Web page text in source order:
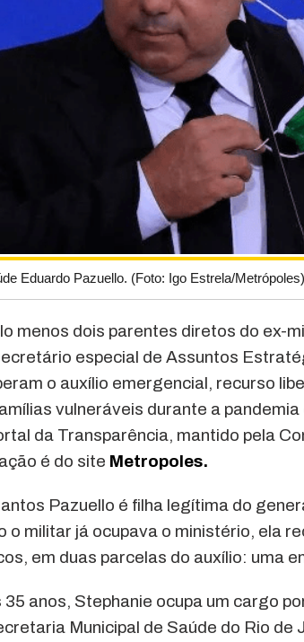
Eduardo Pazuello. (Foto: Igo Estrela/Metrópoles)
menos dois parentes diretos do ex-
especial de Assuntos
o auxílio emergencial, recurso
vulneráveis durante a
da Transparência, mantido pela
é do site Metropoles.
Pazuello é filha legítima do
o militar já ocupava o ministério, ela
em duas parcelas do auxílio: uma
anos, Stephanie ocupa um cargo
Municipal de Saúde do Rio de